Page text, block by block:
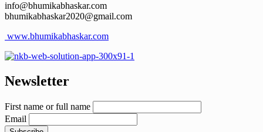
info@bhumikabhaskar.com
bhumikabhaskar2020@gmail.com
www.bhumikabhaskar.com
Newsletter
First name or full name
Email